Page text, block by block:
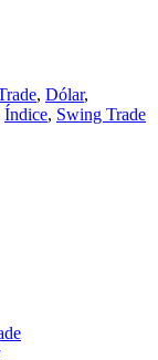
, Dólar,
Índice, Swing Trade